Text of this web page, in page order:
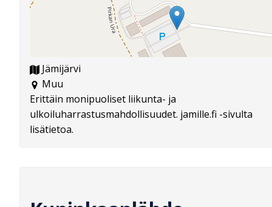
Jämijärvi
Muu
Erittäin monipuoliset liikunta- ja
ulkoiluharrastusmahdollisuudet. jamille.fi -sivulta
lisätietoa.